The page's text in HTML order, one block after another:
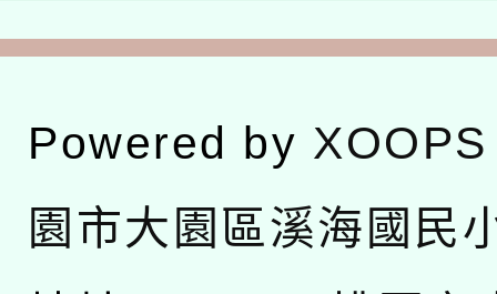
Powered by XOOPS
園市大園區溪海國民